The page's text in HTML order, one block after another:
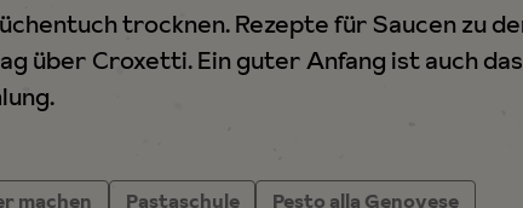
trocknen. Rezepte für Saucen zu
über Croxetti. Ein guter Anfang ist auch das
machen Pastaschule Pesto alla Genovese